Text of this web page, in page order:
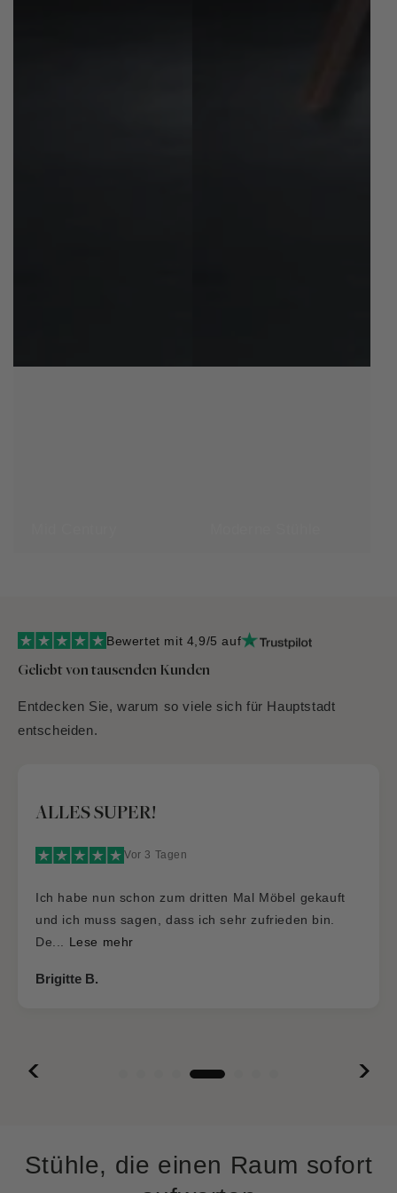
Bewertet mit 4,9/5 auf
Geliebt von tausenden Kunden
Entdecken Sie, warum so viele sich für Hauptstadt
entscheiden.
Dass es so was wie die „Hauptstadt
Dass es so was wie die „Hauptstadt Möblerei“ noch
gibt…. Gute Qualität, gute Preise und ein
Stühle, die einen Raum sofort